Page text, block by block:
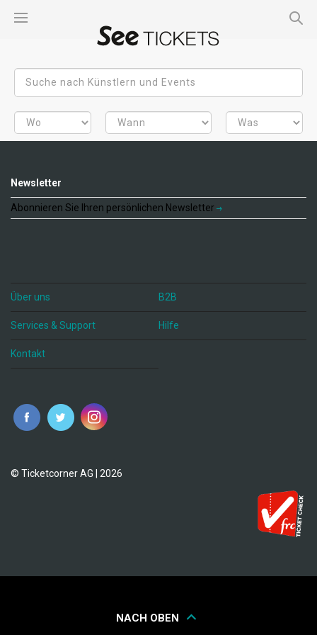
Newsletter
Abonnieren Sie Ihren persönlichen Newsletter
Über uns B2B
Services & Support Hilfe
Kontakt
© Ticketcorner AG | 2026
NACH OBEN